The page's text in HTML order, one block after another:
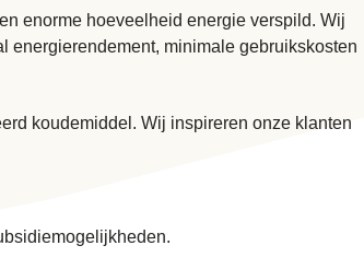
enorme hoeveelheid energie verspild. Wij
energierendement, minimale gebruikskosten
koudemiddel. Wij inspireren onze klanten